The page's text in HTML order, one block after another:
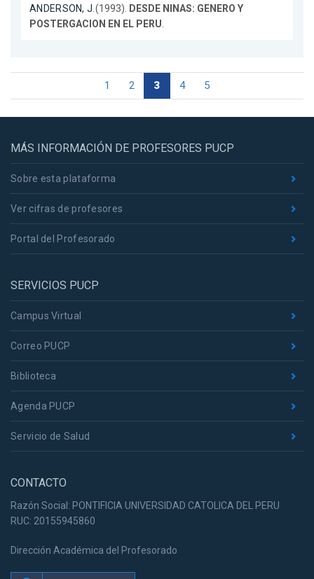
ANDERSON, J.(1993). DESDE NINAS: GENERO Y
POSTERGACION EN EL PERU.
1 2 3 4 5
MÁS INFORMACIÓN DE PROFESORES PUCP
Sobre esta plataforma
Ver cifras de profesores
Portal del Profesorado
SERVICIOS PUCP
Campus Virtual
Correo PUCP
Biblioteca
Agenda PUCP
Servicio de Salud
CONTACTO
Razón Social: PONTIFICIA UNIVERSIDAD CATOLICA DEL PERU
RUC: 20155945860
Dirección Académica del Profesorado